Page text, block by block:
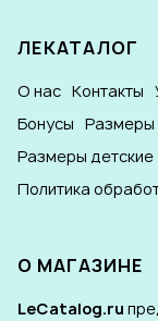
ЛЕКАТАЛОГ
О нас Контакты
Бонусы Размеры
Размеры детские
Политика
О МАГАЗИНЕ
LeCatalog.ru